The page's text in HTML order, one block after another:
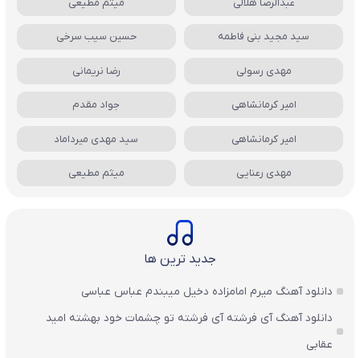
عبدالرضا هلالی میثم مطیعی
سید مجید بنی فاطمه حسین سیب سرخی
مهدی رسولی رضا نریمانی
امیر کرمانشاهی جواد مقدم
امیر کرمانشاهی سید مهدی میرداماد
مهدی رعنایی میثم مطیعی
جدید ترین ها
دانلود آهنگ میرم امامزاده دخیل میبندم عباس عباسی
دانلود آهنگ آی فرشته آی فرشته تو چشمات خود بهشته امید
عقابی